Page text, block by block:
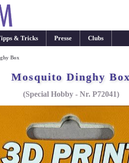
& Tricks Presse Clubs
Box
Mosquito Dinghy Box
(Special Hobby - Nr. P72041)